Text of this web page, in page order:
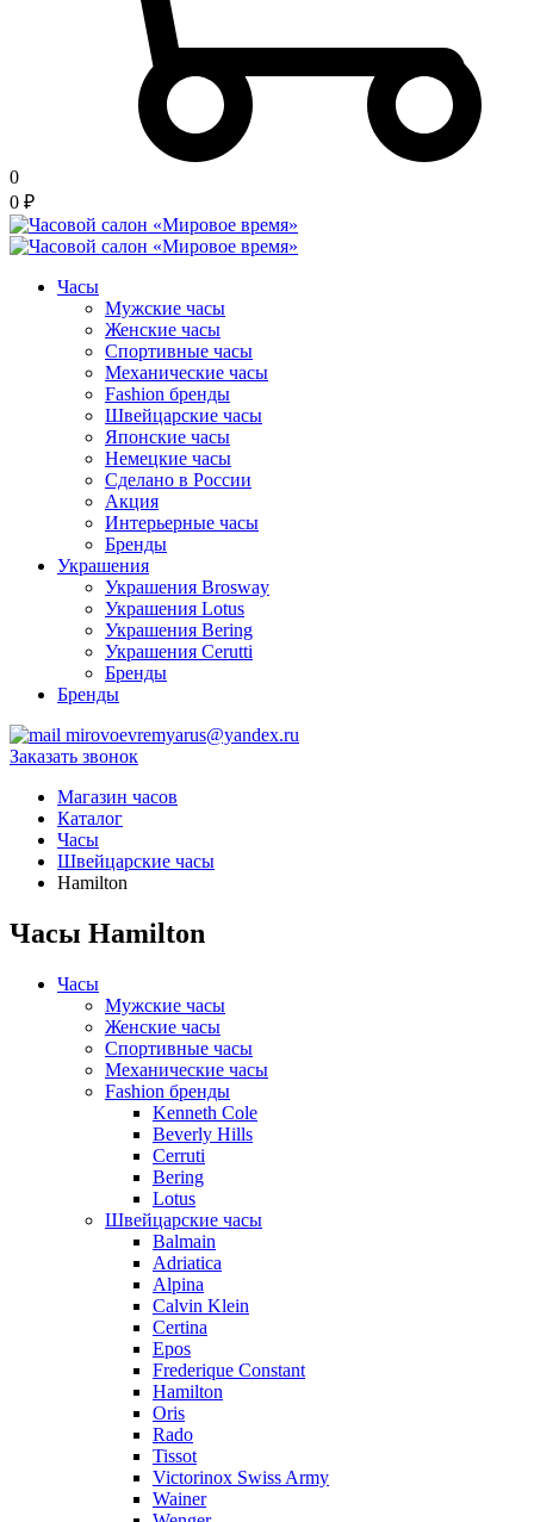
0
0 ₽
Часы
Мужские часы
Женские часы
Спортивные часы
Механические часы
Fashion бренды
Швейцарские часы
Японские часы
Немецкие часы
Сделано в России
Акция
Интерьерные часы
Бренды
Украшения
Украшения Brosway
Украшения Lotus
Украшения Bering
Украшения Cerutti
Бренды
Бренды
mirovoevremyarus@yandex.ru
Заказать звонок
Магазин часов
Каталог
Часы
Швейцарские часы
Hamilton
Часы Hamilton
Часы
Мужские часы
Женские часы
Спортивные часы
Механические часы
Fashion бренды
Kenneth Cole
Beverly Hills
Cerruti
Bering
Lotus
Швейцарские часы
Balmain
Adriatica
Alpina
Calvin Klein
Certina
Epos
Frederique Constant
Hamilton
Oris
Rado
Tissot
Victorinox Swiss Army
Wainer